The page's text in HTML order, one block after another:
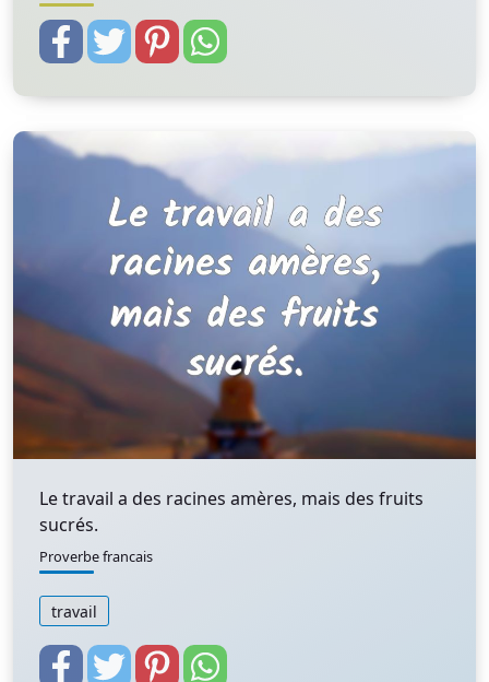
Le travail a des racines amères, mais des fruits
sucrés.
Proverbe francais
travail